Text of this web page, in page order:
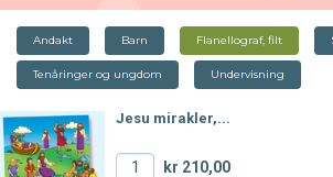
Andakt Barn Flanellograf, filt
Tenåringer og ungdom Undervisning
Jesu mirakler,...
kr 210,00